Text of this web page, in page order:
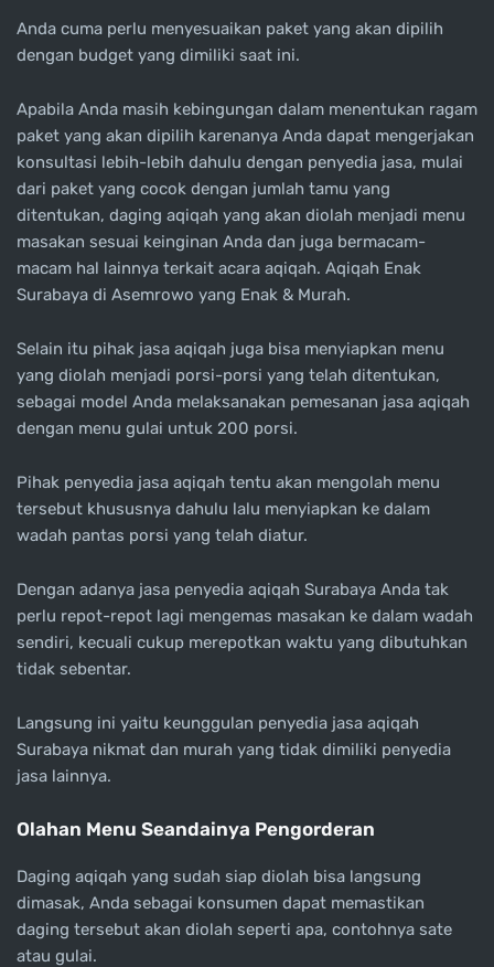
Anda cuma perlu menyesuaikan paket yang akan dipilih
dengan budget yang dimiliki saat ini.
Apabila Anda masih kebingungan dalam menentukan ragam
paket yang akan dipilih karenanya Anda dapat mengerjakan
konsultasi lebih-lebih dahulu dengan penyedia jasa, mulai
dari paket yang cocok dengan jumlah tamu yang
ditentukan, daging aqiqah yang akan diolah menjadi menu
masakan sesuai keinginan Anda dan juga bermacam-
macam hal lainnya terkait acara aqiqah. Aqiqah Enak
Surabaya di Asemrowo yang Enak & Murah.
Selain itu pihak jasa aqiqah juga bisa menyiapkan menu
yang diolah menjadi porsi-porsi yang telah ditentukan,
sebagai model Anda melaksanakan pemesanan jasa aqiqah
dengan menu gulai untuk 200 porsi.
Pihak penyedia jasa aqiqah tentu akan mengolah menu
tersebut khususnya dahulu lalu menyiapkan ke dalam
wadah pantas porsi yang telah diatur.
Dengan adanya jasa penyedia aqiqah Surabaya Anda tak
perlu repot-repot lagi mengemas masakan ke dalam wadah
sendiri, kecuali cukup merepotkan waktu yang dibutuhkan
tidak sebentar.
Langsung ini yaitu keunggulan penyedia jasa aqiqah
Surabaya nikmat dan murah yang tidak dimiliki penyedia
jasa lainnya.
Olahan Menu Seandainya Pengorderan
Daging aqiqah yang sudah siap diolah bisa langsung
dimasak, Anda sebagai konsumen dapat memastikan
daging tersebut akan diolah seperti apa, contohnya sate
atau gulai.